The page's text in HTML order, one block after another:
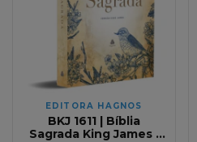
EDITORA HAGNOS
BKJ 1611 | Bíblia
Sagrada King James |